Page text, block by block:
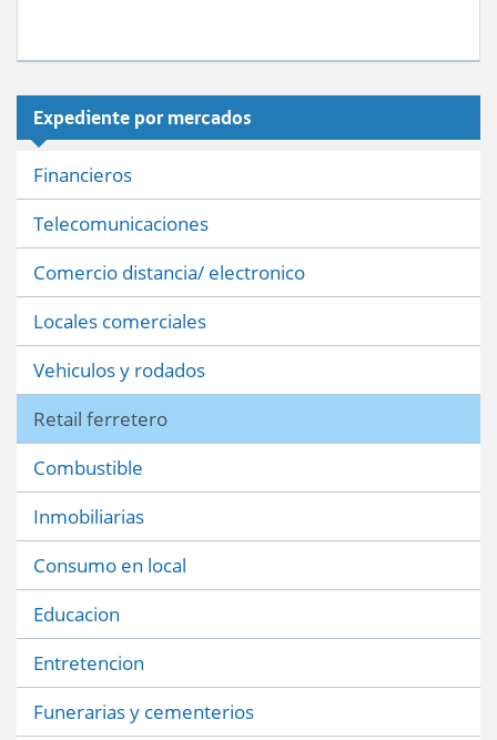
Expediente por mercados
Financieros
Telecomunicaciones
Comercio distancia/ electronico
Locales comerciales
Vehiculos y rodados
Retail ferretero
Combustible
Inmobiliarias
Consumo en local
Educacion
Entretencion
Funerarias y cementerios